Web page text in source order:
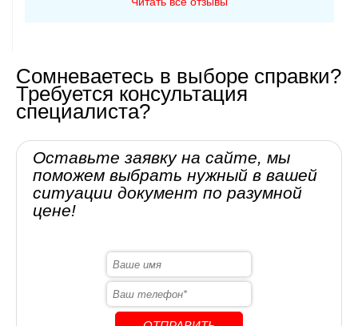
Сомневаетесь в выборе справки?
Требуется консультация
специалиста?
Оставьте заявку на сайте, мы
поможем выбрать нужный в вашей
ситуации документ по разумной
цене!